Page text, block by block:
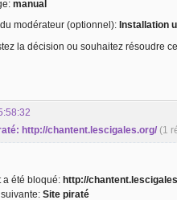
manual
modérateur (optionnel): Installation
la décision ou souhaitez résoudre
http://chantent.lescigales.org/ (1
a été bloqué: http://
Site piraté